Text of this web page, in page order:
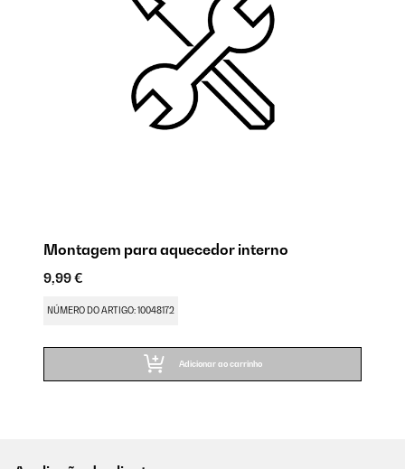
Montagem para aquecedor interno
9,99 €
NÚMERO DO ARTIGO: 10048172
Adicionar ao carrinho